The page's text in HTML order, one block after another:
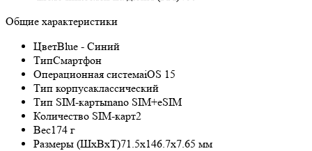
Общие характеристики
ЦветBlue - Синий
ТипСмартфон
Операционная системаiOS 15
Тип корпусаклассический
Тип SIM-картыnano SIM+eSIM
Количество SIM-карт2
Вес174 г
Размеры (ШxВxТ)71.5x146.7x7.65 мм